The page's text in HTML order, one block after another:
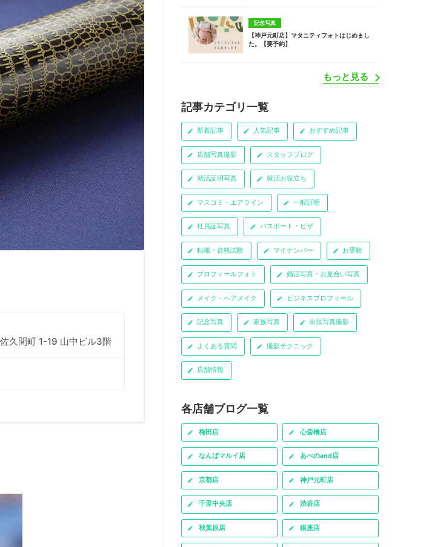
久間町 1-19 山中ビル3階
記念写真
【神戸元町店】マタニティフォトはじめまし
た。【要予約】
もっと見る
記事カテゴリ一覧
新着記事 人気記事 おすすめ記事
店舗写真撮影 スタッフブログ
就活証明写真 就活お役立ち
マスコミ・エアライン 一般証明
社員証写真 パスポート・ビザ
転職・資格試験 マイナンバー お受験
プロフィールフォト 婚活写真・お見合い写真
メイク・ヘアメイク ビジネスプロフィール
記念写真 家族写真 出張写真撮影
よくある質問 撮影テクニック
店舗情報
各店舗ブログ一覧
梅田店 心斎橋店
なんばマルイ店 あべのand店
京都店 神戸元町店
千里中央店 渋谷店
秋葉原店 銀座店